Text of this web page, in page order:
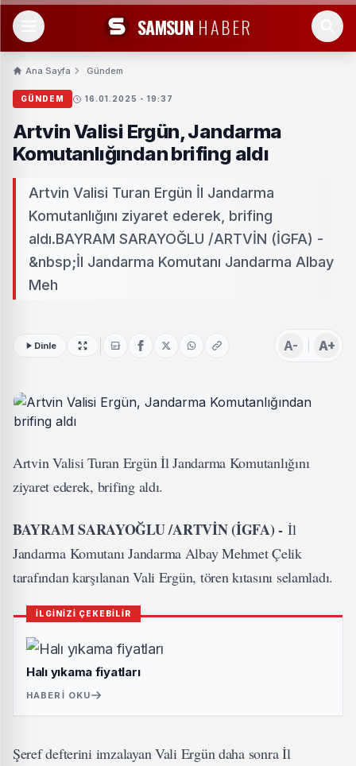
SAMSUN HABER
Ana Sayfa Gündem
GÜNDEM 16.01.2025 - 19:37
Artvin Valisi Ergün, Jandarma
Komutanlığından brifing aldı
Artvin Valisi Turan Ergün İl Jandarma
Komutanlığını ziyaret ederek, brifing
aldı.BAYRAM SARAYOĞLU /ARTVİN (İGFA) -
&nbsp;İl Jandarma Komutanı Jandarma Albay
Meh
Dinle A- A+
Artvin Valisi Turan Ergün İl Jandarma Komutanlığını
ziyaret ederek, brifing aldı.
BAYRAM SARAYOĞLU /ARTVİN (İGFA) - İl
Jandarma Komutanı Jandarma Albay Mehmet Çelik
tarafından karşılanan Vali Ergün, tören kıtasını selamladı.
İLGİNİZİ ÇEKEBİLİR
Halı yıkama fiyatları
HABERI OKU
Şeref defterini imzalayan Vali Ergün daha sonra İl